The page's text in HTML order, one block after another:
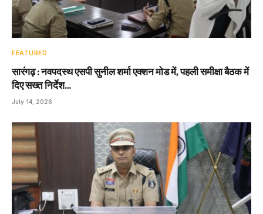
FEATURED
सारंगढ़ : नवपदस्थ एसपी सुनील शर्मा एक्शन मोड में, पहली समीक्षा बैठक में
दिए सख्त निर्देश…
July 14, 2026